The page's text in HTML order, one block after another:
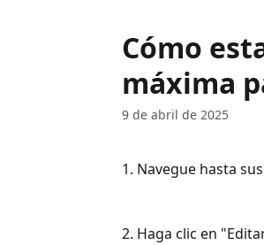
Cómo
máxima
9 de abril de 2025
1. Navegue hasta
2. Haga clic en